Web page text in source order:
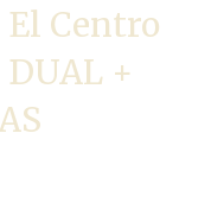
Centro
+